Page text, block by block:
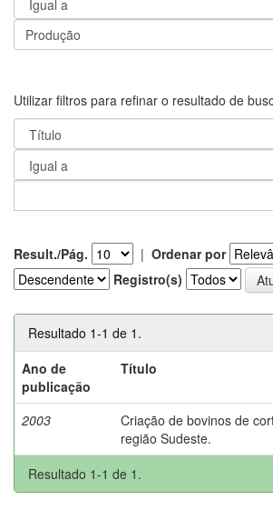
Utilizar filtros para refinar o resultado de
Result./Pág. | Ordenar por
Registro(s)
Resultado 1-1 de 1.
Ano de
publicação
Título
2003
Criação de bovinos de
região Sudeste.
Resultado 1-1 de 1.